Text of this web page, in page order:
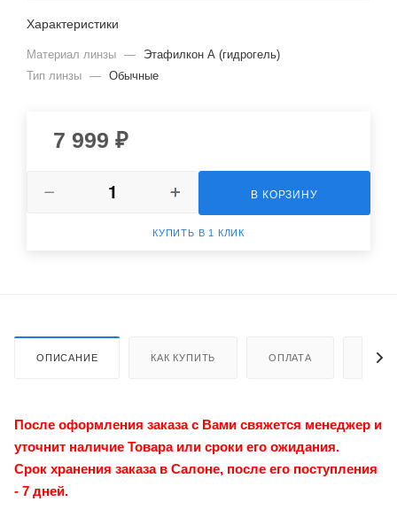
-11.00
-9.50
-6.50
-5.75
-5.50
-5.25
9.0
Характеристики
Материал линзы —
Этафилкон А (гидрогель)
Тип линзы — Обычные
7 999 ₽
В КОРЗИНУ
КУПИТЬ В 1 КЛИК
ОПИСАНИЕ КАК КУПИТЬ ОПЛАТА
После оформления заказа с Вами свяжется менеджер и
уточнит наличие Товара или сроки его ожидания.
Срок хранения заказа в Салоне, после его поступления
- 7 дней.